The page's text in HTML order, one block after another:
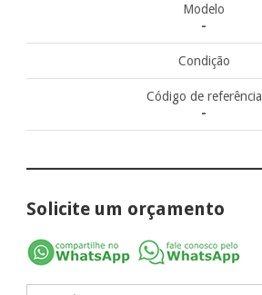
Modelo
-
Condição
Código de referência
-
Solicite um orçamento